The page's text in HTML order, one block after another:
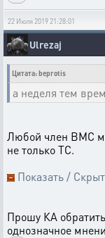
22 Июля 2019 21:28:01
Ulrezaj
Цитата: beprotis
а неделя тем
Любой член ВМС
не только ТС.
Показать /
Прошу КА
однозначное